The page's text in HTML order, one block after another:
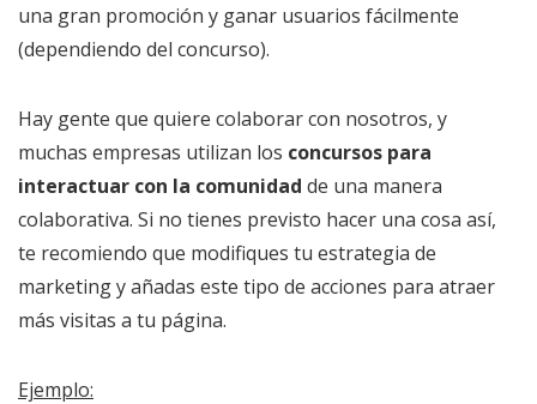
una gran promoción y ganar usuarios fácilmente
(dependiendo del concurso).
Hay gente que quiere colaborar con nosotros, y
muchas empresas utilizan los concursos para
interactuar con la comunidad de una manera
colaborativa. Si no tienes previsto hacer una cosa así,
te recomiendo que modifiques tu estrategia de
marketing y añadas este tipo de acciones para atraer
más visitas a tu página.
Ejemplo: